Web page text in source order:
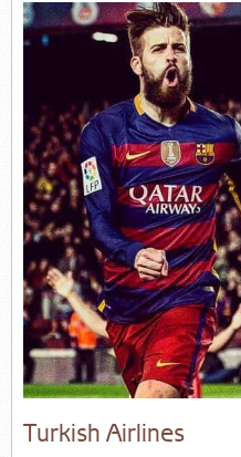
Turkish Airlines